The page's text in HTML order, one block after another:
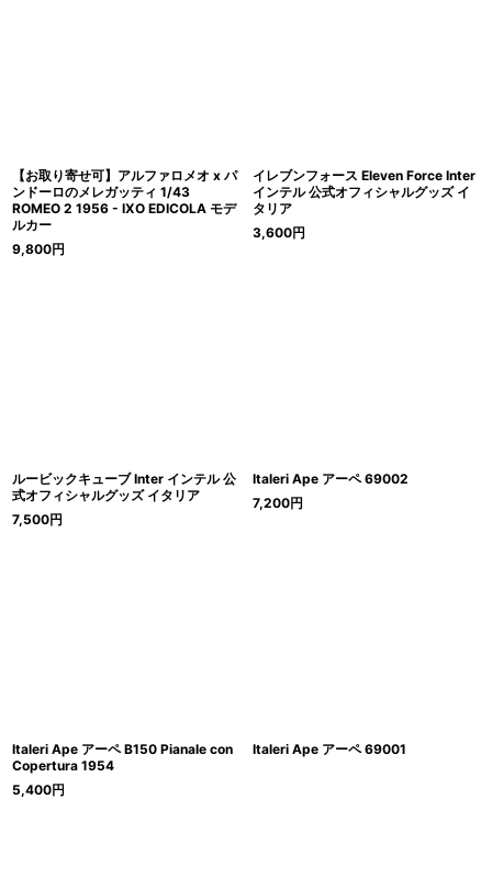
【お取り寄せ可】アルファロメオ x パ
ンドーロのメレガッティ 1/43
ROMEO 2 1956 - IXO EDICOLA モデ
ルカー
9,800円
イレブンフォース Eleven Force Inter
インテル 公式オフィシャルグッズ イ
タリア
3,600円
ルービックキューブ Inter インテル 公
式オフィシャルグッズ イタリア
7,500円
Italeri Ape アーペ 69002
7,200円
Italeri Ape アーペ B150 Pianale con
Copertura 1954
5,400円
Italeri Ape アーペ 69001